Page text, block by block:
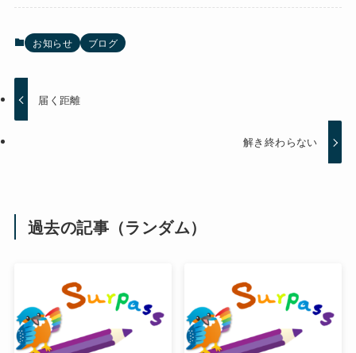
お知らせ ブログ
届く距離
解き終わらない
過去の記事（ランダム）